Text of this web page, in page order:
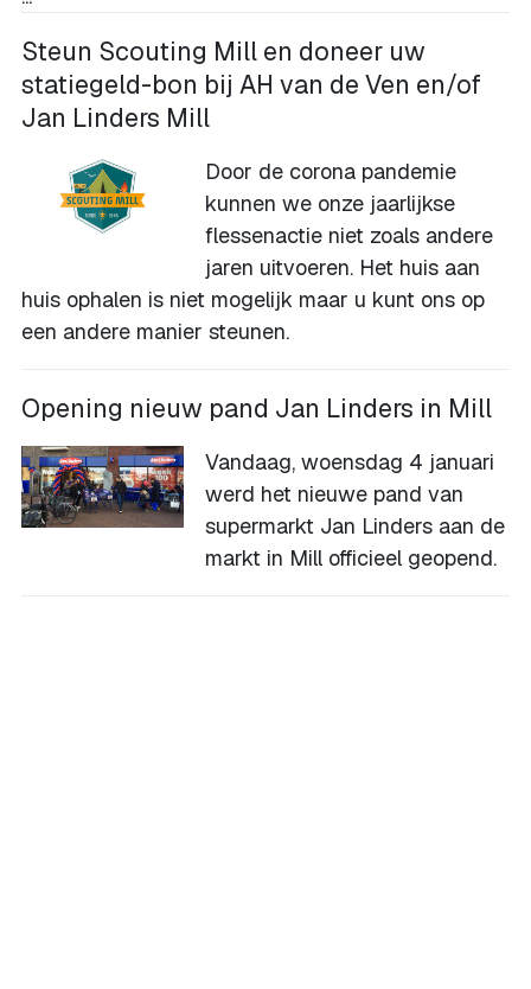
Steun Scouting Mill en doneer uw
statiegeld-bon bij AH van de Ven en/of
Jan Linders Mill
Door de corona pandemie
kunnen we onze jaarlijkse
flessenactie niet zoals andere
jaren uitvoeren. Het huis aan
huis ophalen is niet mogelijk maar u kunt ons op
een andere manier steunen.
Opening nieuw pand Jan Linders in Mill
Vandaag, woensdag 4 januari
werd het nieuwe pand van
supermarkt Jan Linders aan de
markt in Mill officieel geopend.